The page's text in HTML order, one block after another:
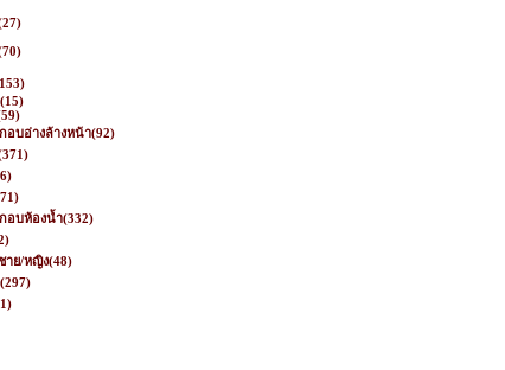
(15)
อบอ่างล้างหน้า(92)
อบห้องน้ำ(332)
าย/หญิง(48)
(297)